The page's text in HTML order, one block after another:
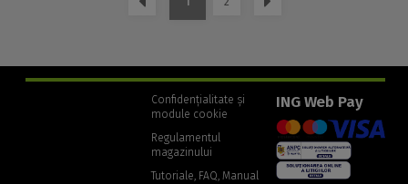
Confidențialitate și
module cookie
Regulamentul
magazinului
Tutoriale, FAQ, Manual (Link
ING Web Pay